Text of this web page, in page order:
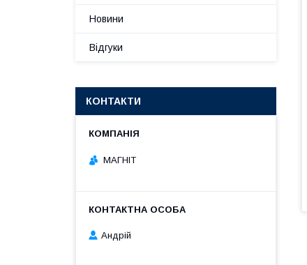
Новини
Відгуки
КОНТАКТИ
МАГНІТ
Андрій